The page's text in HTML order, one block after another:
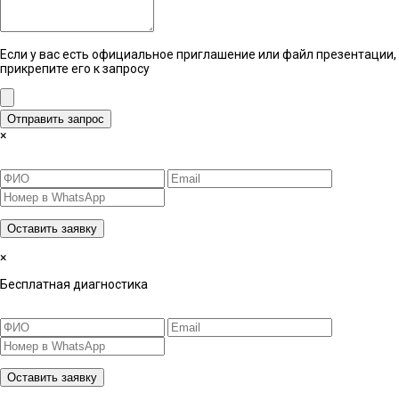
Если у вас есть официальное приглашение или файл презентации,
прикрепите его к запросу
Отправить запрос
×
Оставить заявку
×
Бесплатная диагностика
Оставить заявку